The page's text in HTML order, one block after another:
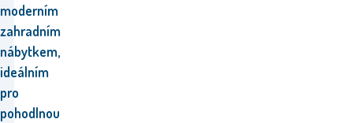
moderním
zahradním
nábytkem,
ideálním
pro
pohodlnou